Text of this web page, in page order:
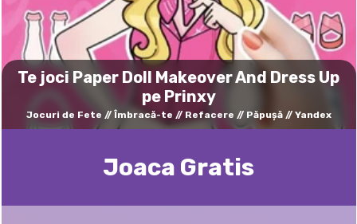
Te joci Paper Doll Makeover And Dress Up
pe Prinxy
Jocuri de Fete Îmbracă-te Refacere Păpuşă Yandex
Joaca Gratis